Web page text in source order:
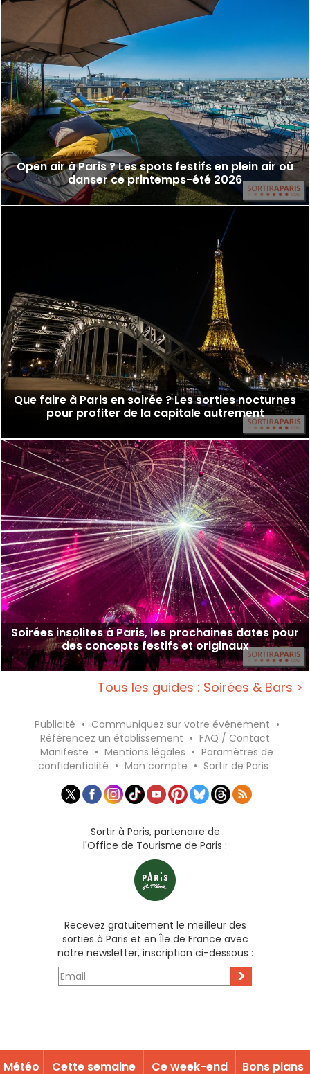
Open air à Paris ? Les spots festifs en plein air où
danser ce printemps-été 2026
Que faire à Paris en soirée ? Les sorties nocturnes
pour profiter de la capitale autrement
Soirées insolites à Paris, les prochaines dates pour
des concepts festifs et originaux
Tous les guides : Soirées & Bars >
Publicité • Communiquez sur votre événement •
Référencez un établissement • FAQ / Contact
Manifeste • Mentions légales • Paramètres de
confidentialité • Mon compte • Sortir de Paris
Sortir à Paris, partenaire de
l'Office de Tourisme de Paris :
Recevez gratuitement le meilleur des
sorties à Paris et en Île de France avec
notre newsletter, inscription ci-dessous :
>
Météo Cette semaine Ce week-end Bons plans